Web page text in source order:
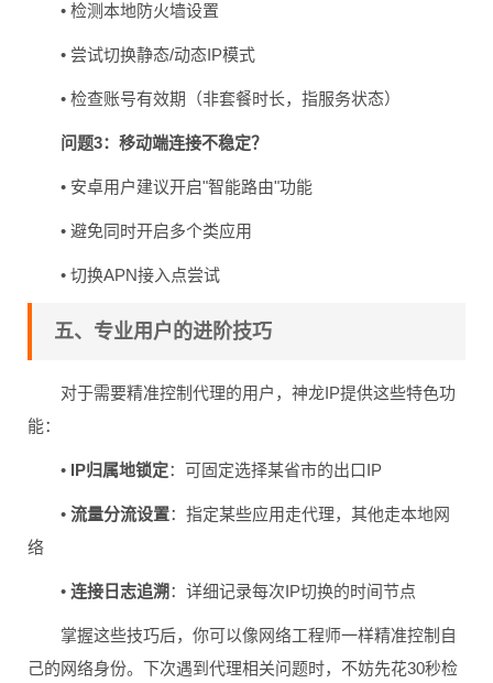
• 检测本地防火墙设置
• 尝试切换静态/动态IP模式
• 检查账号有效期（非套餐时长，指服务状态）
问题3：移动端连接不稳定？
• 安卓用户建议开启"智能路由"功能
• 避免同时开启多个类应用
• 切换APN接入点尝试
五、专业用户的进阶技巧
对于需要精准控制代理的用户，神龙IP提供这些特色功
能：
• IP归属地锁定：可固定选择某省市的出口IP
• 流量分流设置：指定某些应用走代理，其他走本地网
络
• 连接日志追溯 ：详细记录每次IP切换的时间节点
掌握这些技巧后，你可以像网络工程师一样精准控制自
己的网络身份。下次遇到代理相关问题时，不妨先花30秒检